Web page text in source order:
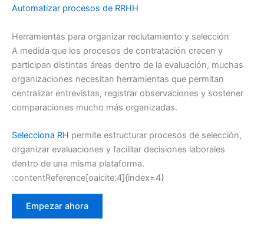
Automatizar procesos de RRHH
Herramientas para organizar reclutamiento y selección
A medida que los procesos de contratación crecen y
participan distintas áreas dentro de la evaluación, muchas
organizaciones necesitan herramientas que permitan
centralizar entrevistas, registrar observaciones y sostener
comparaciones mucho más organizadas.
Selecciona RH permite estructurar procesos de selección,
organizar evaluaciones y facilitar decisiones laborales
dentro de una misma plataforma.
:contentReference[oaicite:4]{index=4}
Empezar ahora